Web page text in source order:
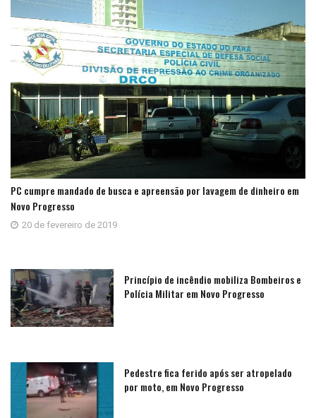
PC cumpre mandado de busca e apreensão por lavagem de dinheiro em
Novo Progresso
20 de fevereiro de 2019
Princípio de incêndio mobiliza Bombeiros e
Polícia Militar em Novo Progresso
Pedestre fica ferido após ser atropelado
por moto, em Novo Progresso